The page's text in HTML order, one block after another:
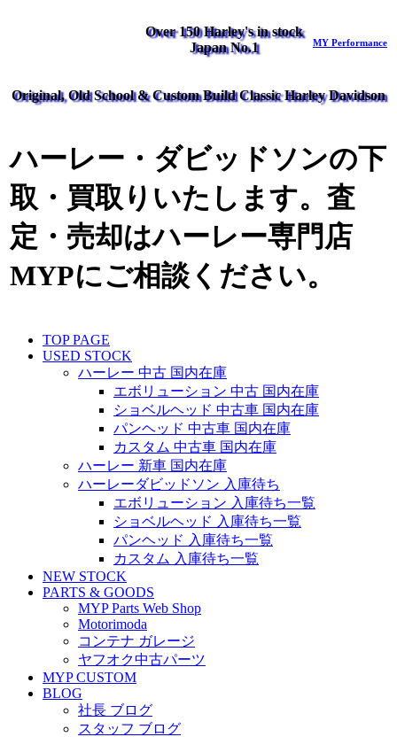
Over 150 Harley's in stock
Japan No.1
MY Performance
Original, Old School & Custom Build Classic Harley Davidson
ハーレー・ダビッドソンの下
取・買取りいたします。査
定・売却はハーレー専門店
MYPにご相談ください。
TOP PAGE
USED STOCK
ハーレー 中古 国内在庫
エボリューション 中古 国内在庫
ショベルヘッド 中古車 国内在庫
パンヘッド 中古車 国内在庫
カスタム 中古車 国内在庫
ハーレー 新車 国内在庫
ハーレーダビッドソン 入庫待ち
エボリューション 入庫待ち一覧
ショベルヘッド 入庫待ち一覧
パンヘッド 入庫待ち一覧
カスタム 入庫待ち一覧
NEW STOCK
PARTS & GOODS
MYP Parts Web Shop
Motorimoda
コンテナ ガレージ
ヤフオク中古パーツ
MYP CUSTOM
BLOG
社長 ブログ
スタッフ ブログ